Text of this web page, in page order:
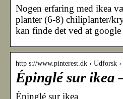
Nogen erfaring med ikea
planter (6-8) chiliplanter/
kan finde det ved at
http s://www.pinterest.dk › Udforsk ›
Épinglé sur ikea
Épinglé sur ikea